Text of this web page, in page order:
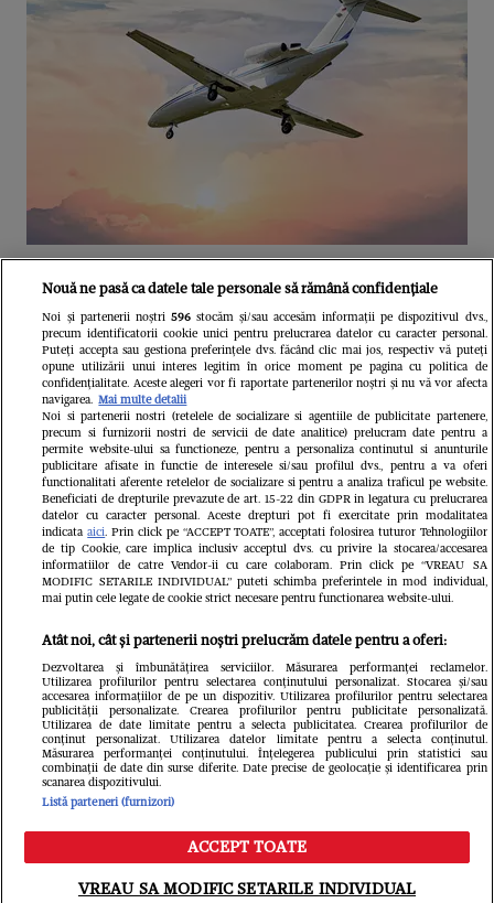
Unul dintre cele mai folosite
aeroporturi din Europa își închide
complet porțile timp de trei luni.
Milioane de pasageri, afectați
Un vecin instruit poate salva
o viață. Vezi despre ce e
vorba
Intră în
IKEA
Nouă ne pasă ca datele tale personale să rămână confidențiale
Noi și partenerii noștri 596stocăm și/sau accesăm informații pe dispozitivul dvs.,
precum identificatorii cookie unici pentru prelucrarea datelor cu caracter personal.
Puteți accepta sau gestiona preferințele dvs. făcând clic mai jos, respectiv vă puteți
opune utilizării unui interes legitim în orice moment pe pagina cu politica de
confidențialitate. Aceste alegeri vor fi raportate partenerilor noștri și nu vă vor afecta
navigarea. Mai multe detalii
Noi si partenerii nostri (retelele de socializare si agentiile de publicitate partenere,
precum si furnizorii nostri de servicii de date analitice) prelucram date pentru a
permite website-ului sa functioneze, pentru a personaliza continutul si anunturile
publicitare afisate in functie de interesele si/sau profilul dvs., pentru a va oferi
functionalitati aferente retelelor de socializare si pentru a analiza traficul pe website.
Beneficiati de drepturile prevazute de art. 15-22 din GDPR in legatura cu prelucrarea
datelor cu caracter personal. Aceste drepturi pot fi exercitate prin modalitatea
indicataaici. Prin click pe “ACCEPT TOATE”, acceptati folosirea tuturor Tehnologiilor
de tip Cookie, care implica inclusiv acceptul dvs. cu privire la stocarea/accesarea
informatiilor de catre Vendor-ii cu care colaboram. Prin click pe “VREAU SA
MODIFIC SETARILE INDIVIDUAL” puteti schimba preferintele in mod individual,
mai putin cele legate de cookie strict necesare pentru functionarea website-ului.
Atât noi, cât și partenerii noștri prelucrăm datele pentru a oferi:
Dezvoltarea și îmbunătățirea serviciilor. Măsurarea performanței reclamelor.
Utilizarea profilurilor pentru selectarea conținutului personalizat. Stocarea și/sau
accesarea informațiilor de pe un dispozitiv. Utilizarea profilurilor pentru selectarea
publicității personalizate. Crearea profilurilor pentru publicitate personalizată.
Utilizarea de date limitate pentru a selecta publicitatea. Crearea profilurilor de
conținut personalizat. Utilizarea datelor limitate pentru a selecta conținutul.
Măsurarea performanței conținutului. Înțelegerea publicului prin statistici sau
combinații de date din surse diferite. Date precise de geolocație și identificarea prin
scanarea dispozitivului.
Listă parteneri (furnizori)
ACCEPT TOATE
VREAU SA MODIFIC SETARILE INDIVIDUAL